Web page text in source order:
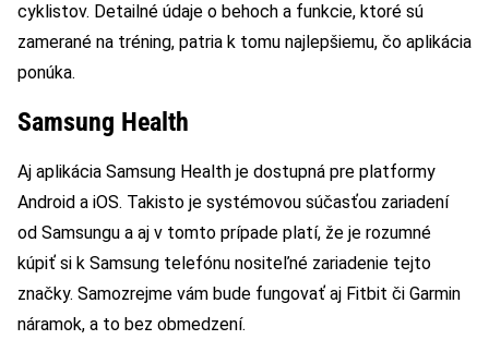
cyklistov. Detailné údaje o behoch a funkcie, ktoré sú
zamerané na tréning, patria k tomu najlepšiemu, čo aplikácia
ponúka.
Samsung Health
Aj aplikácia Samsung Health je dostupná pre platformy
Android a iOS. Takisto je systémovou súčasťou zariadení
od Samsungu a aj v tomto prípade platí, že je rozumné
kúpiť si k Samsung telefónu nositeľné zariadenie tejto
značky. Samozrejme vám bude fungovať aj Fitbit či Garmin
náramok, a to bez obmedzení.